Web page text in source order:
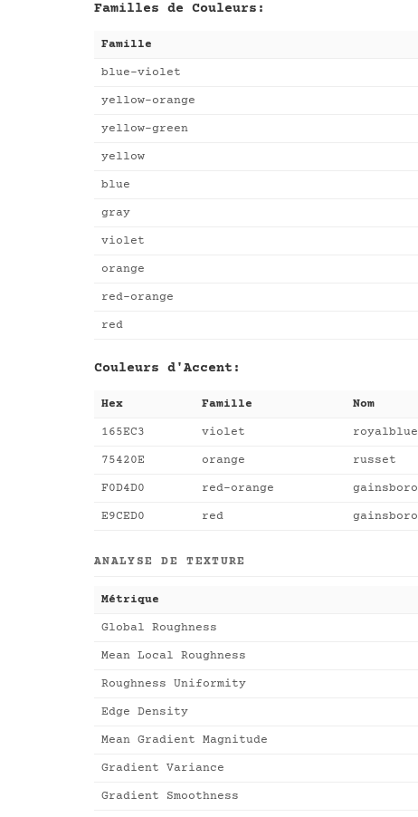
Familles de Couleurs:
Famille
blue-violet
yellow-orange
yellow-green
yellow
blue
gray
violet
orange
red-orange
red
Couleurs d'Accent:
Hex Famille Nom
165EC3 violet royalblue
75420E orange russet
F0D4D0 red-orange gainsboro
E9CED0 red gainsboro
ANALYSE DE TEXTURE
Métrique
Global Roughness
Mean Local Roughness
Roughness Uniformity
Edge Density
Mean Gradient Magnitude
Gradient Variance
Gradient Smoothness